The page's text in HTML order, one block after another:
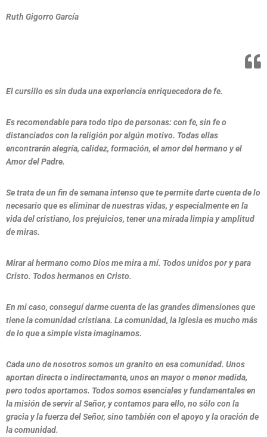
Ruth Gigorro García
El cursillo es sin duda una experiencia enriquecedora de fe.
Es recomendable para todo tipo de personas: con fe, sin fe o
distanciados con la religión por algún motivo. Todas ellas
encontrarán alegría, calidez, formación, el amor del hermano y el
Amor del Padre.
Se trata de un fin de semana intenso que te permite darte cuenta de lo
necesario que es eliminar de nuestras vidas, y especialmente en la
vida del cristiano, los prejuicios, tener una mirada limpia y amplitud
de miras.
Mirar al hermano como Dios me mira a mí. Todos unidos por y para
Cristo. Todos hermanos en Cristo.
En mi caso, conseguí darme cuenta de las grandes dimensiones que
tiene la comunidad cristiana. La comunidad, la Iglesia es mucho más
de lo que a simple vista imaginamos.
Cada uno de nosotros somos un granito en esa comunidad. Unos
aportan directa o indirectamente, unos en mayor o menor medida,
pero todos aportamos. Todos somos esenciales y fundamentales en
la misión de servir al Señor, y contamos para ello, no sólo con la
gracia y la fuerza del Señor, sino también con el apoyo y la oración de
la comunidad.